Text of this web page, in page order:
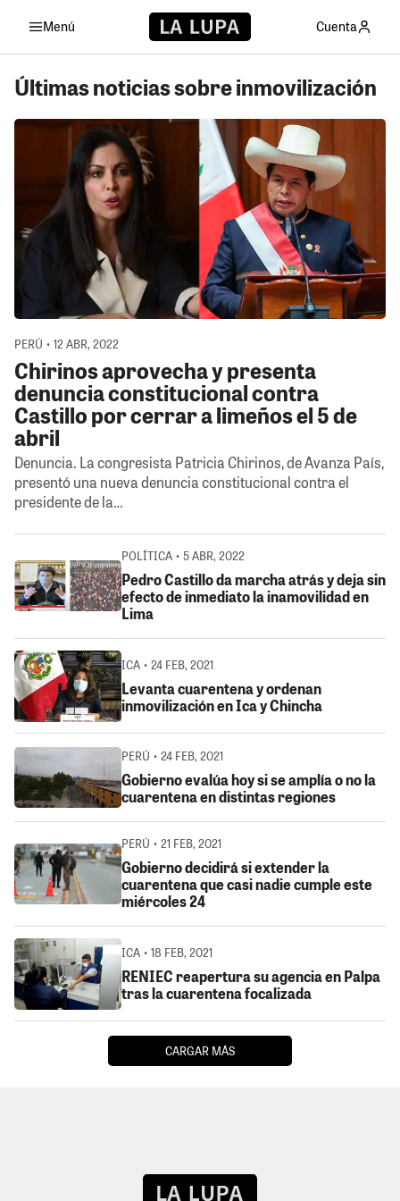
Menú Cuenta
Últimas noticias sobre inmovilización
PERÚ • 12 ABR, 2022
Chirinos aprovecha y presenta
denuncia constitucional contra
Castillo por cerrar a limeños el 5 de
abril
Denuncia. La congresista Patricia Chirinos, de Avanza País,
presentó una nueva denuncia constitucional contra el
presidente de la…
POLÍTICA • 5 ABR, 2022
Pedro Castillo da marcha atrás y deja sin
efecto de inmediato la inamovilidad en
Lima
ICA • 24 FEB, 2021
Levanta cuarentena y ordenan
inmovilización en Ica y Chincha
PERÚ • 24 FEB, 2021
Gobierno evalúa hoy si se amplía o no la
cuarentena en distintas regiones
PERÚ • 21 FEB, 2021
Gobierno decidirá si extender la
cuarentena que casi nadie cumple este
miércoles 24
ICA • 18 FEB, 2021
RENIEC reapertura su agencia en Palpa
tras la cuarentena focalizada
CARGAR MÁS